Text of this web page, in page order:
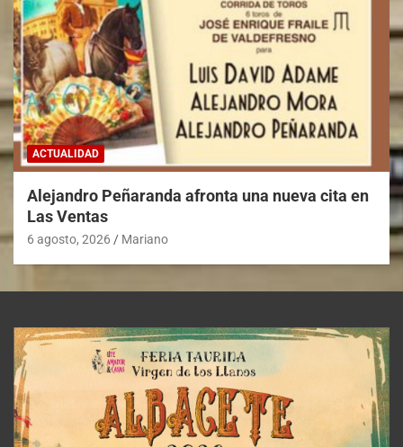
ACTUALIDAD
Alejandro Peñaranda afronta una nueva cita en
Las Ventas
6 agosto, 2026 Mariano